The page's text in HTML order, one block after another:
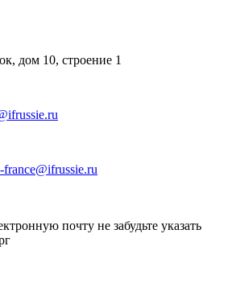
дом 10, строение 1
почту не забудьте указать